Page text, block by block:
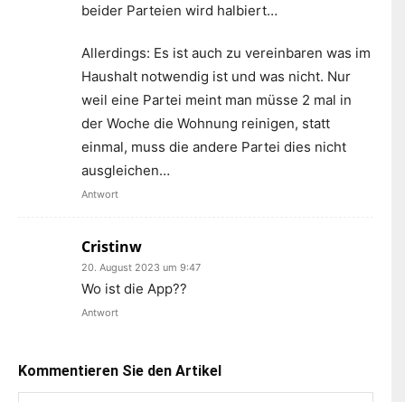
beider Parteien wird halbiert…
Allerdings: Es ist auch zu vereinbaren was im
Haushalt notwendig ist und was nicht. Nur
weil eine Partei meint man müsse 2 mal in
der Woche die Wohnung reinigen, statt
einmal, muss die andere Partei dies nicht
ausgleichen…
Antwort
Cristinw
20. August 2023 um 9:47
Wo ist die App??
Antwort
Kommentieren Sie den Artikel